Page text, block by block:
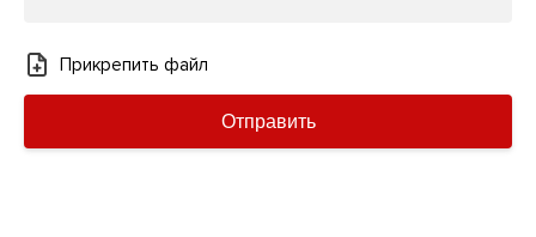
Прикрепить файл
Отправить